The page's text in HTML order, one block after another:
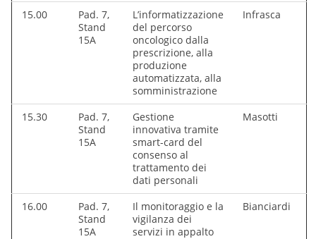
15.00
Pad. 7,
Stand
15A
L’informatizzazione
del percorso
oncologico dalla
prescrizione, alla
produzione
automatizzata, alla
somministrazione
Infrasca
15.30
Pad. 7,
Stand
15A
Gestione
innovativa tramite
smart-card del
consenso al
trattamento dei
dati personali
Masotti
16.00
Pad. 7,
Stand
15A
Il monitoraggio e la
vigilanza dei
servizi in appalto
Bianciardi